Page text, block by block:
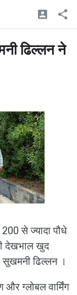
ढिल्लन ने
से ज्यादा पौधे
देखभाल खुद
सुखमनी ढिल्लन ।
ग्लोबल वार्मिंग